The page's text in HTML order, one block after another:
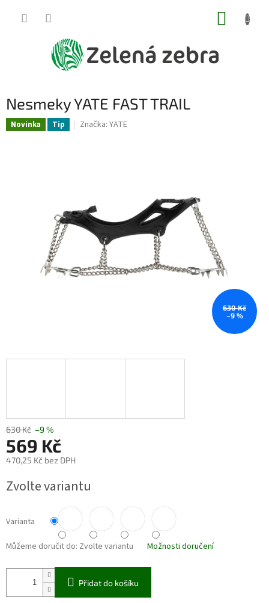
Nesmeky YATE FAST TRAIL
Novinka Tip Značka: YATE
630 Kč
–9 %
630 Kč –9 %
569 Kč
470,25 Kč bez DPH
cena:
Zvolte variantu
Varianta
Můžeme doručit do: Zvolte variantu Možnosti doručení
Přidat do košíku